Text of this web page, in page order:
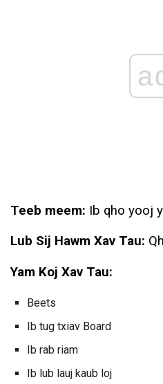
Teeb meem: Ib qho yooj
Lub Sij Hawm Xav Tau:
Yam Koj Xav Tau:
Beets
Ib tug txiav Board
Ib rab riam
Ib lub lauj kaub loj